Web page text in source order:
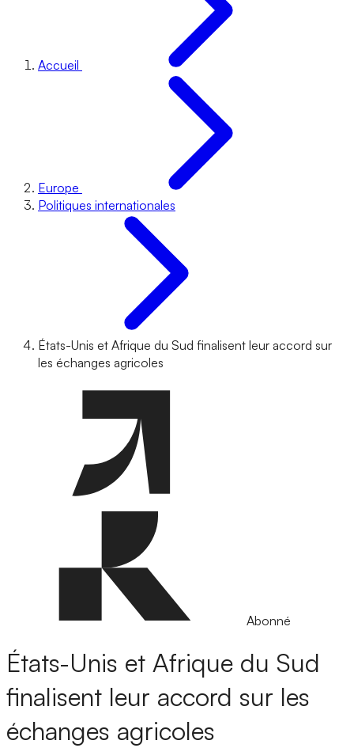
Accueil
Europe
Politiques internationales
États-Unis et Afrique du Sud finalisent leur accord sur
les échanges agricoles
Abonné
États-Unis et Afrique du Sud
finalisent leur accord sur les
échanges agricoles